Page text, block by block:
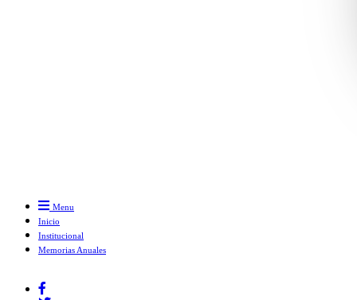
Menu
Inicio
Institucional
Memorias Anuales